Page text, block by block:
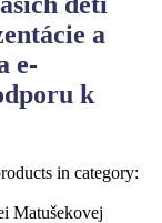
a
e-
k
in category:
Matušekovej